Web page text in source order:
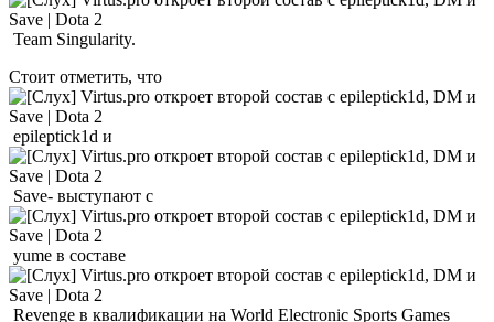
Team Singularity.
Стоит отметить, что
epileptick1d и
Save- выступают с
yume в составе
Revenge в квалификации на World Electronic Sports Games